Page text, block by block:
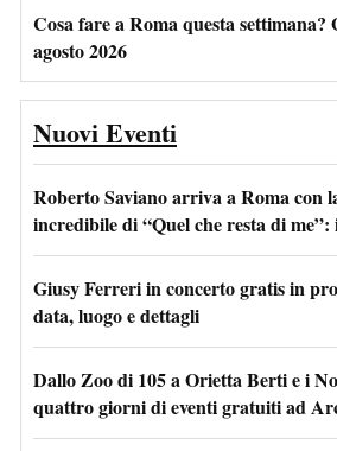
Cosa fare a Roma questa settimana?
agosto 2026
Nuovi Eventi
Roberto Saviano arriva a Roma con
incredibile di “Quel che resta di
Giusy Ferreri in concerto gratis in
data, luogo e dettagli
Dallo Zoo di 105 a Orietta Berti e i
quattro giorni di eventi gratuiti ad